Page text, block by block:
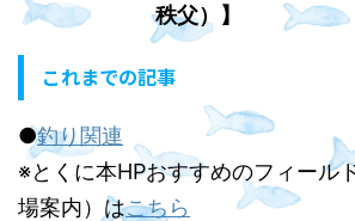
秩父）】
これまでの記事
●釣り関連
※とくに本HPおすすめのフィール
場案内）はこちら